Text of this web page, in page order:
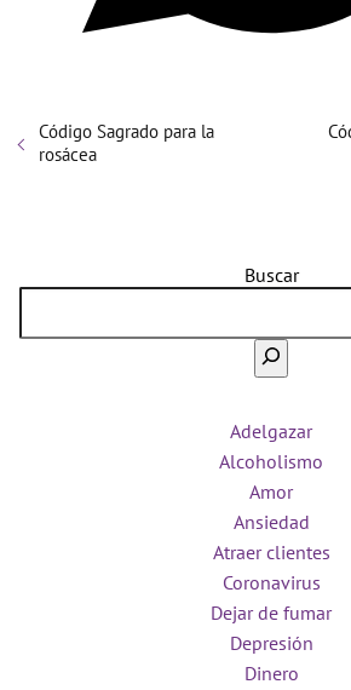
Código Sagrado para la
rosácea
Buscar
Adelgazar
Alcoholismo
Amor
Ansiedad
Atraer clientes
Coronavirus
Dejar de fumar
Depresión
Dinero